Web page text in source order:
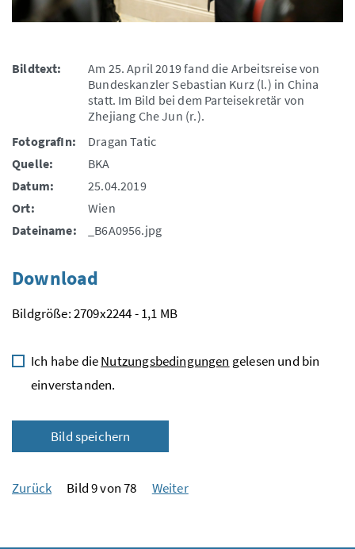
Bildtext:
Am 25. April 2019 fand die Arbeitsreise von
Bundeskanzler Sebastian Kurz (l.) in China
statt. Im Bild bei dem Parteisekretär von
Zhejiang Che Jun (r.).
FotografIn:
Dragan Tatic
Quelle:
BKA
Datum:
25.04.2019
Ort:
Wien
Dateiname:
_B6A0956.jpg
Download
Bildgröße: 2709x2244 - 1,1 MB
Ich habe dieNutzungsbedingungen gelesen und bin
einverstanden.
Bild speichern
Zurück Bild 9 von 78 Weiter